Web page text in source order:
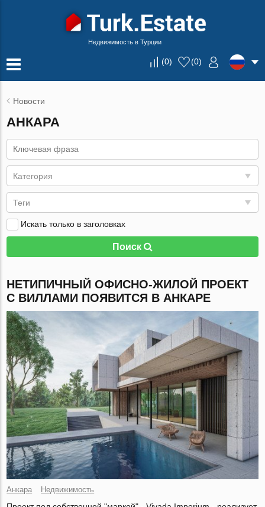
Недвижимость в Турции
(0) (0)
Новости
АНКАРА
Категория
Теги
Поиск
Искать только в заголовках
НЕТИПИЧНЫЙ ОФИСНО-ЖИЛОЙ ПРОЕКТ
С ВИЛЛАМИ ПОЯВИТСЯ В АНКАРЕ
Анкара Недвижимость